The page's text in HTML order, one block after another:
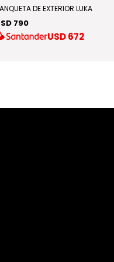
DE EXTERIOR LUKA
790
USD672